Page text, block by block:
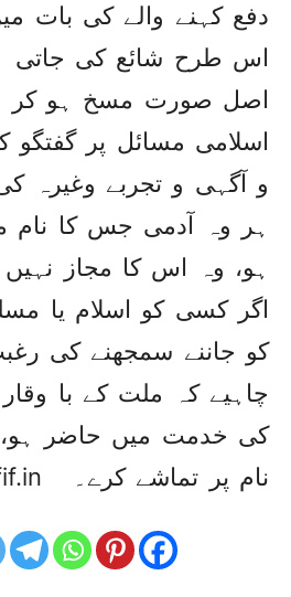
دفع کہنے والے کی بات
اس طرح شائع کی
اصل صورت مسخ ہو کر
اسلامی مسائل پر گفتگو
و آگہی و تجربے وغیرہ
ہر وہ آدمی جس کا نام
ہو، وہ اس کا مجاز نہیں
اگر کسی کو اسلام یا
کو جاننے سمجھنے کی
چاہیے کہ ملت کے با
کی خدمت میں حاضر
نام پر تماشے کرے۔